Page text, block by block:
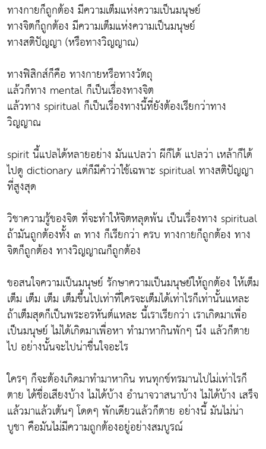
ทางกายก็ถูกต้อง มีความเต็มแห่งความเป็นมนุษย์
ทางจิตก็ถูกต้อง มีความเต็มแห่งความเป็นมนุษย์
ทางสติปัญญา (หรือทางวิญญาณ)
ทางฟิสิกส์ก็คือ ทางกายหรือทางวัตถุ
แล้วก็ทาง mental ก็เป็นเรื่องทางจิต
แล้วทาง spiritual ก็เป็นเรื่องทางนี้ที่ยังต้องเรียกว่าทาง
วิญญาณ
spirit นี้แปลได้หลายอย่าง มันแปลว่า ผีก็ได้ แปลว่า เหล้าก็ได้
ไปดู dictionary แต่ก็มีคำว่าใช้เฉพาะ spiritual ทางสติปัญญา
ที่สูงสุด
วิชาความรู้ของจิต ที่จะทำให้จิตหลุดพ้น เป็นเรื่องทาง spiritual
ถ้ามันถูกต้องทั้ง ๓ ทาง ก็เรียกว่า ครบ ทางกายก็ถูกต้อง ทาง
จิตก็ถูกต้อง ทางวิญญาณก็ถูกต้อง
ขอสนใจความเป็นมนุษย์ รักษาความเป็นมนุษย์ให้ถูกต้อง ให้เต็ม
เต็ม เต็ม เต็ม เต็มขึ้นไปเท่าที่ใครจะเต็มได้เท่าไรก็เท่านั้นแหละ
ถ้าเต็มสุดก็เป็นพระอรหันต์แหละ นี้เราเรียกว่า เราเกิดมาเพื่อ
เป็นมนุษย์ ไม่ได้เกิดมาเพื่อหา ทำมาหากินพักๆ นึง แล้วก็ตาย
ไป อย่างนั้นจะไปน่าชื่นใจอะไร
ใครๆ ก็จะต้องเกิดมาทำมาหากิน ทนทุกข์ทรมานไปไม่เท่าไรก็
ตาย ได้ชื่อเสียงบ้าง ไม่ได้บ้าง อำนาจวาสนาบ้าง ไม่ได้บ้าง เสร็จ
แล้วมาแล้วเต้นๆ โดดๆ พักเดียวแล้วก็ตาย อย่างนี้ มันไม่น่า
บูชา คือมันไม่มีความถูกต้องอยู่อย่างสมบูรณ์